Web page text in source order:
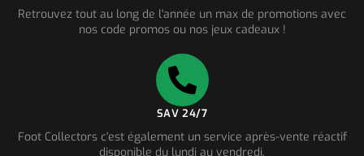
Retrouvez tout au long de l'année un max de promotions avec
nos code promos ou nos jeux cadeaux !
SAV 24/7
Foot Collectors c'est également un service après-vente réactif
disponible du lundi au vendredi.